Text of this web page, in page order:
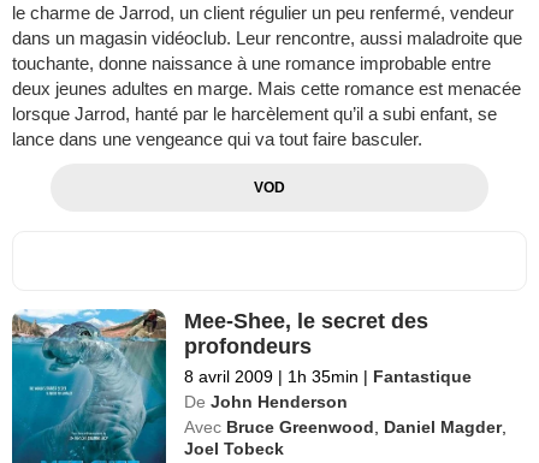
le charme de Jarrod, un client régulier un peu renfermé, vendeur
dans un magasin vidéoclub. Leur rencontre, aussi maladroite que
touchante, donne naissance à une romance improbable entre
deux jeunes adultes en marge. Mais cette romance est menacée
lorsque Jarrod, hanté par le harcèlement qu’il a subi enfant, se
lance dans une vengeance qui va tout faire basculer.
VOD
Mee-Shee, le secret des
profondeurs
8 avril 2009 | 1h 35min | Fantastique
De John Henderson
Avec Bruce Greenwood, Daniel Magder,
Joel Tobeck